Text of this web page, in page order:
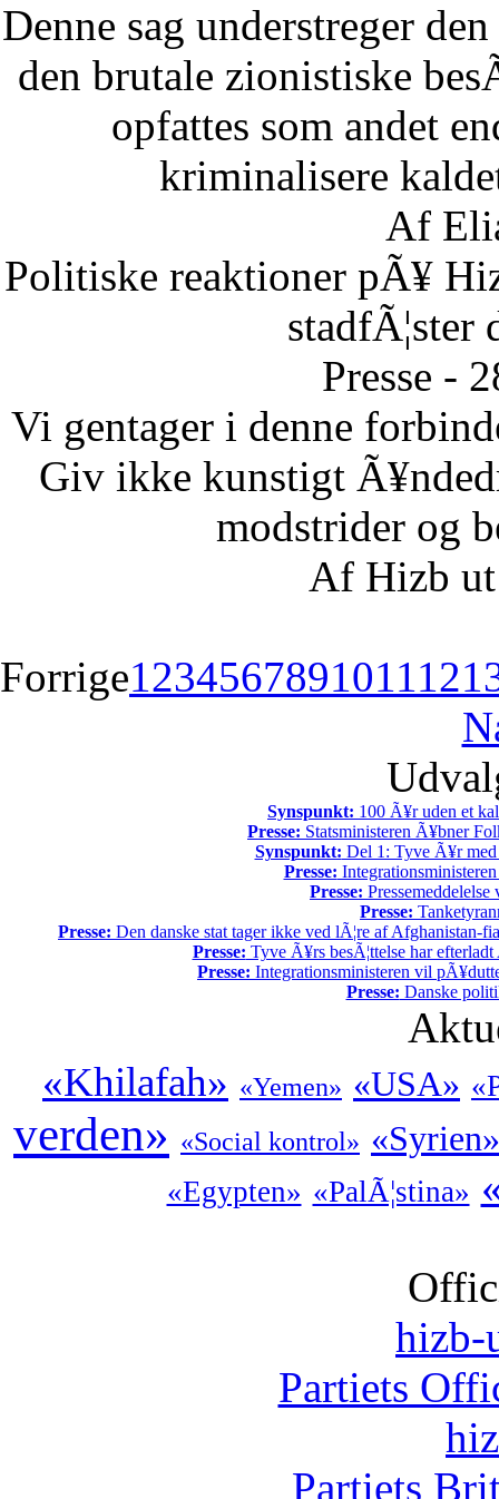
Denne sag understreger
den brutale zionistiske
opfattes som andet
kriminalisere
Af
Politiske reaktioner pÃ¥
Presse -
Vi gentager i denne
Giv ikke kunstigt
modstrider og
Af Hizb
Forrige123456789101112
Synspunkt: 100 Ã¥r uden et
Presse: Statsministeren Ã¥bner
Synspunkt: Del 1: Tyve Ã¥r med
Presse:
Presse:
Presse:
Presse: Den danske stat tager ikke ved lÃ¦re af Afghanistan-
Presse: Tyve Ã¥rs besÃ¦ttelse har
Presse: Integrationsministeren vil
Presse: Danske
«Khilafah» «Yemen» «USA»
verden» «Social kontrol» «Syrien»
«Egypten» «PalÃ¦stina»
hizb-
Partiets
Partiets